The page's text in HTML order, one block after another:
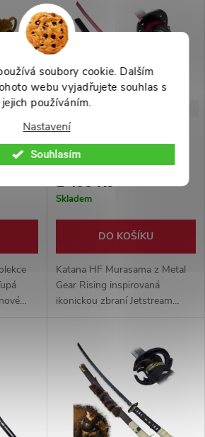
soubory cookie. Dalším
webu vyjadřujete souhlas s
jejich používáním.
Nastavení
Souhlasím
lakovaná na hnědo. Vrstva eko-
kůže přes rukojeť.
2 999 Kč
Ocelová katana "HF
MURASAMA BLADE" Metal
1 499 Kč
Skladem
DO KOŠÍKU
Katana HF Murasama z Metal
Gear Rising inspirovaná
ikonickou zbraní Jetstream
designem pro cosplay a
sběratele.